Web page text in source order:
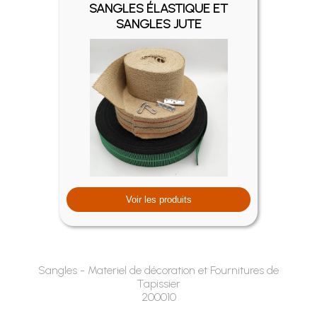
SANGLES ÉLASTIQUE ET
SANGLES JUTE
Voir les produits
Sangles - Materiel de décoration et Fournitures de
Tapissier
200010